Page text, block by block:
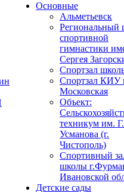
Основные
Альметьевск
Региональный
спортивной
гимнастики
Сергея
Спортзал
Спортзал КИУ
Московская
Объект:
техникум им.
Усманова (г.
Чистополь)
Спортивный
школы
Ивановской
Детские сады